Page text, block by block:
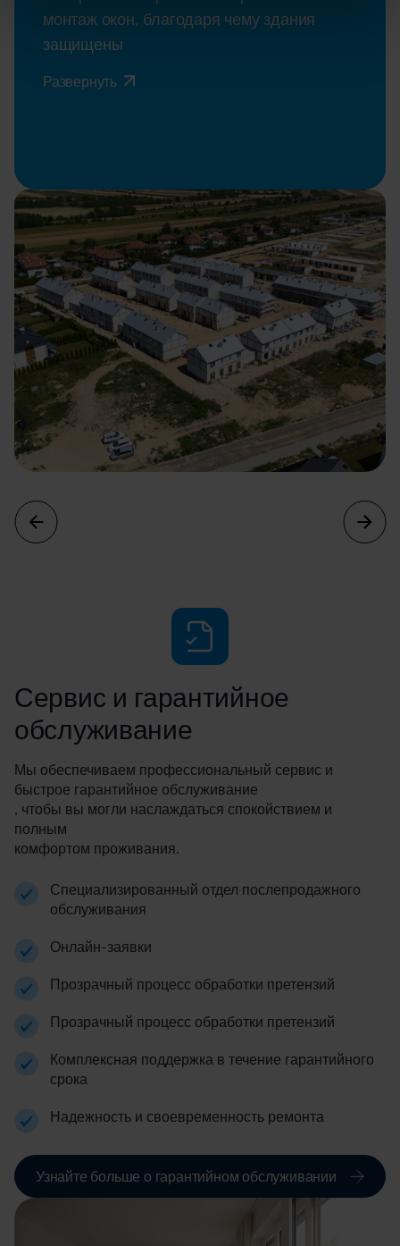
монтаж окон, благодаря чему здания
защищены
Развернуть
Сервис и гарантийное
обслуживание
Мы обеспечиваем профессиональный сервис и
быстрое гарантийное обслуживание
, чтобы вы могли наслаждаться спокойствием и
полным
комфортом проживания.
Специализированный отдел послепродажного
обслуживания
Онлайн-заявки
Прозрачный процесс обработки претензий
Прозрачный процесс обработки претензий
Комплексная поддержка в течение гарантийного
срока
Надежность и своевременность ремонта
Узнайте больше о гарантийном обслуживании